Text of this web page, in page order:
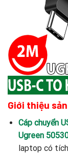
Giới thiệu
Cáp chuyển
Ugreen
laptop có tích